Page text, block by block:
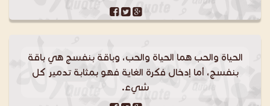
الحياة والحب هما الحياة والحب، وباقة بنفسج هي باقة
بنفسج، أما إدخال فكرة الغاية فهو بمثابة تدمير كل
شيء.